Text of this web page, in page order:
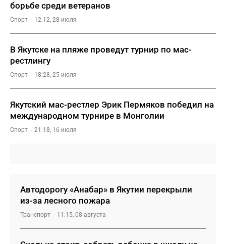
борьбе среди ветеранов
Спорт 12:12, 28 июля
В Якутске на пляже проведут турнир по мас-
рестлингу
Спорт 18:28, 25 июля
Якутский мас-рестлер Эрик Пермяков победил на
международном турнире в Монголии
Спорт 21:18, 16 июля
Автодорогу «Анабар» в Якутии перекрыли
из-за лесного пожара
Транспорт 11:15, 08 августа